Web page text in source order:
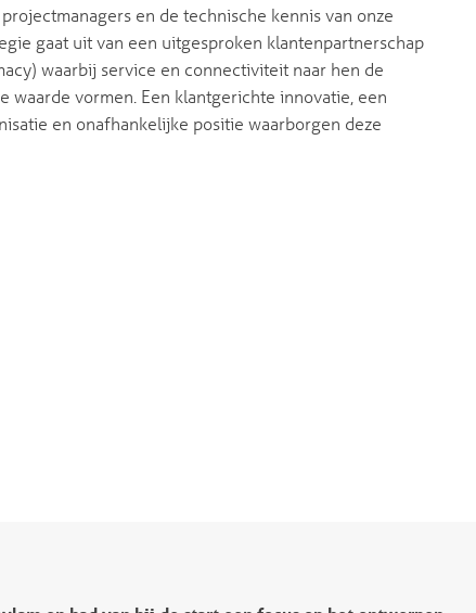
en de technische kennis van onze
gaat uit van een uitgesproken klantenpartnerschap
waarbij service en connectiviteit naar hen de
waarde vormen. Een klantgerichte innovatie, een
en onafhankelijke positie waarborgen deze